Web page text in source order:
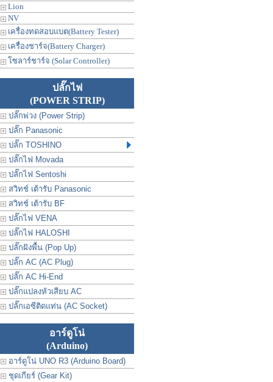
Lion
NV
เครื่องทดสอบแบต(Battery Tester)
เครื่องชาร์จ(Battery Charger)
โซลาร์ชาร์จ (Solar Controller)
ปลั๊กไฟ
(POWER STRIP)
ปลั๊กพ่วง (Power Strip)
ปลั๊ก Panasonic
ปลั๊ก TOSHINO
ปลั๊กไฟ Movada
ปลั๊กไฟ Sentoshi
สวิทช์ เต้ารับ Panasonic
สวิทช์ เต้ารับ BF
ปลั๊กไฟ VENA
ปลั๊กไฟ HALOSHI
ปลั๊กฝังพื้น (Pop Up)
ปลั๊ก AC (AC Plug)
ปลั๊ก AC Hi-End
ปลั๊กแปลงหัวเสียบ AC
ปลั๊กเอซีติดแท่น (AC Socket)
อาร์ดูโน่
(Arduino)
อาร์ดูโน่ UNO R3 (Arduino Board)
ชุดเกียร์ (Gear Kit)